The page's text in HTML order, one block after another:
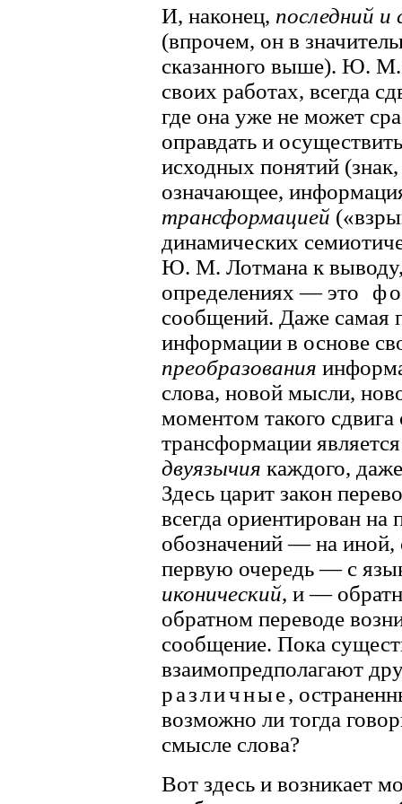
И, наконец, последний
(впрочем, он в
сказанного выше). Ю. М.
своих работах, всегда
где она уже не может
оправдать и
исходных понятий
означающее,
трансформацией
динамических
Ю. М. Лотмана к
определениях — это
сообщений. Даже самая
информации в основе
преобразования
слова, новой мысли,
моментом такого
трансформации
двуязычия каждого,
Здесь царит закон
всегда ориентирован на
обозначений — на
первую очередь — с
иконический, и —
обратном переводе
сообщение. Пока
взаимопредполагают
различные,
возможно ли тогда
смысле слова?
Вот здесь и возникает